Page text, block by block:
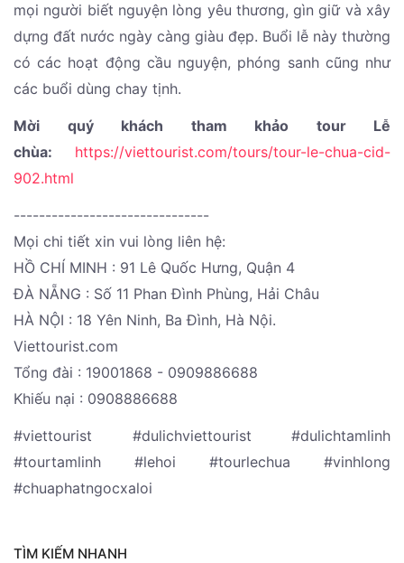
mọi người biết nguyện lòng yêu thương, gìn giữ và xây
dựng đất nước ngày càng giàu đẹp. Buổi lễ này thường
có các hoạt động cầu nguyện, phóng sanh cũng như
các buổi dùng chay tịnh.
Mời quý khách tham khảo tour Lễ
chùa: https://viettourist.com/tours/tour-le-chua-cid-
902.html
-------------------------------
Mọi chi tiết xin vui lòng liên hệ:
HỒ CHÍ MINH : 91 Lê Quốc Hưng, Quận 4
ĐÀ NẴNG : Số 11 Phan Đình Phùng, Hải Châu
HÀ NỘI : 18 Yên Ninh, Ba Đình, Hà Nội.
Viettourist.com
Tổng đài : 19001868 - 0909886688
Khiếu nại : 0908886688
#viettourist #dulichviettourist #dulichtamlinh
#tourtamlinh #lehoi #tourlechua #vinhlong
#chuaphatngocxaloi
TÌM KIẾM NHANH